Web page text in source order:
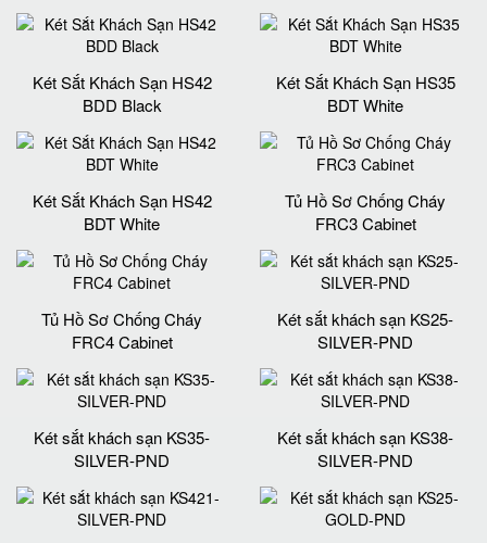
Két Sắt Khách Sạn HS42
BDD Black
Két Sắt Khách Sạn HS35
BDT White
Két Sắt Khách Sạn HS42
BDT White
Tủ Hồ Sơ Chống Cháy
FRC3 Cabinet
Tủ Hồ Sơ Chống Cháy
FRC4 Cabinet
Két sắt khách sạn KS25-
SILVER-PND
Két sắt khách sạn KS35-
SILVER-PND
Két sắt khách sạn KS38-
SILVER-PND